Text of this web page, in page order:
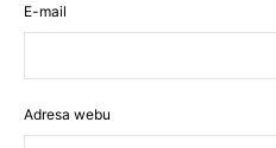
E-mail
Adresa webu